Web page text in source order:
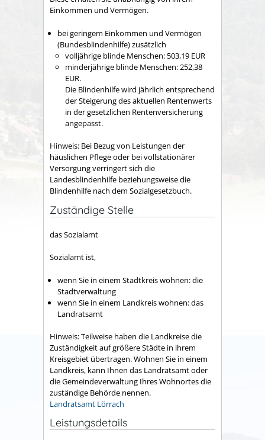
Einkommen und Vermögen.
bei geringem Einkommen und Vermögen
(Bundesblindenhilfe) zusätzlich
volljährige blinde Menschen: 503,19 EUR
minderjährige blinde Menschen: 252,38
EUR.
Die Blindenhilfe wird jährlich entsprechend
der Steigerung des aktuellen Rentenwerts
in der gesetzlichen Rentenversicherung
angepasst.
Hinweis: Bei Bezug von Leistungen der
häuslichen Pflege oder bei vollstationärer
Versorgung verringert sich die
Landesblindenhilfe beziehungsweise die
Blindenhilfe nach dem Sozialgesetzbuch.
Zuständige Stelle
das Sozialamt
Sozialamt ist,
wenn Sie in einem Stadtkreis wohnen: die
Stadtverwaltung
wenn Sie in einem Landkreis wohnen: das
Landratsamt
Hinweis: Teilweise haben die Landkreise die
Zuständigkeit auf größere Städte in ihrem
Kreisgebiet übertragen. Wohnen Sie in einem
Landkreis, kann Ihnen das Landratsamt oder
die Gemeindeverwaltung Ihres Wohnortes die
zuständige Behörde nennen.
Landratsamt Lörrach
Leistungsdetails